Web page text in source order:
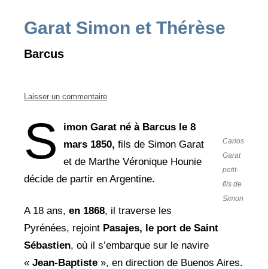
Garat Simon et Thérèse
Barcus
Laisser un commentaire
Carlos
Garat
petit-
fils de
Simon
S
imon Garat né à Barcus le 8
mars 1850, fils de Simon Garat
et de Marthe Véronique Hounie
décide de partir en Argentine.
A 18 ans, en 1868, il traverse les
Pyrénées, rejoint Pasajes, le port de Saint
Sébastien, où il s’embarque sur le navire
« Jean-Baptiste », en direction de Buenos Aires.